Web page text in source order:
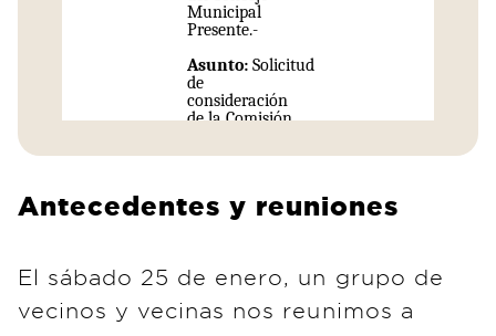
Antecedentes y reuniones
El sábado 25 de enero, un grupo de
vecinos y vecinas nos reunimos a